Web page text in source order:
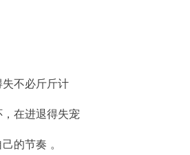
不必斤斤计
在进退得失宠
的节奏 ​。